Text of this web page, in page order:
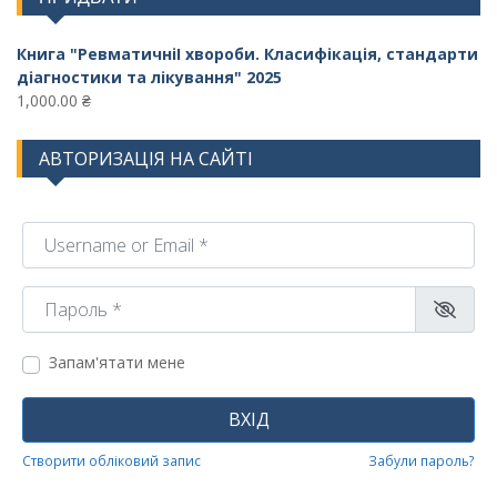
Книга "РевматичніI хвороби. Класифікація, стандарти
діагностики та лікування" 2025
1,000.00 ₴
АВТОРИЗАЦІЯ НА САЙТІ
Username or Email
Пароль
Запам'ятати мене
ВХІД
Створити обліковий запис Забули пароль?